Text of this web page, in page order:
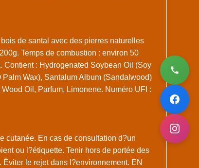
de santal avec des pierres naturelles
Temps de combustion : environ 50
Contient : Hydrogenated Soybean Oil (Soy
Wax), Santalum Album (Sandalwood)
Oil, Parfum, Limonene. Numéro UFI :
cutanée. En cas de consultation d?un
ou l?étiquette. Tenir hors de portée des
le rejet dans l?environnement. EN